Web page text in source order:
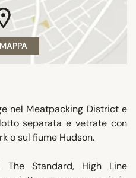
nel Meatpacking District e
separata e vetrate con
o sul fiume Hudson.
Standard, High Line